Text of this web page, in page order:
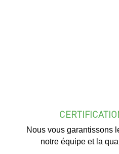
Nous vous garantissons
notre équipe et la